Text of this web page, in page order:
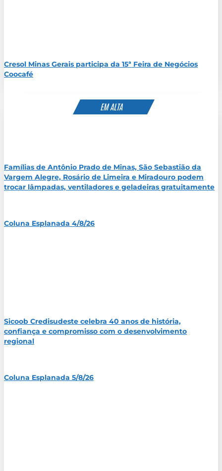
Cresol Minas Gerais participa da 15ª Feira de Negócios
Coocafé
EM ALTA
Famílias de Antônio Prado de Minas, São Sebastião da
Vargem Alegre, Rosário de Limeira e Miradouro podem
trocar lâmpadas, ventiladores e geladeiras gratuitamente
Coluna Esplanada 4/8/26
Sicoob Credisudeste celebra 40 anos de história,
confiança e compromisso com o desenvolvimento
regional
Coluna Esplanada 5/8/26